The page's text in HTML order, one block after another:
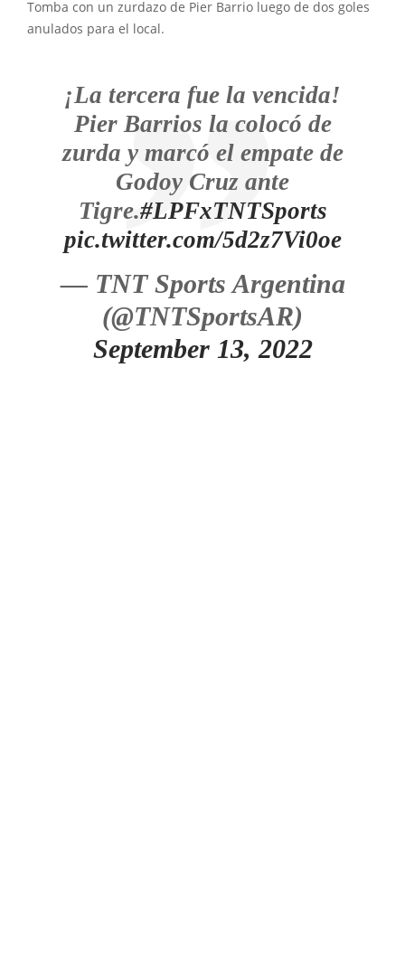
Tomba con un zurdazo de Pier Barrio luego de dos goles
anulados para el local.
¡La tercera fue la vencida!
Pier Barrios la colocó de
zurda y marcó el empate de
Godoy Cruz ante
Tigre.#LPFxTNTSports
pic.twitter.com/5d2z7Vi0oe
— TNT Sports Argentina
(@TNTSportsAR)
September 13, 2022